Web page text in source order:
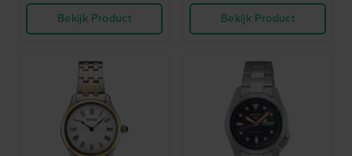
Bekijk Product
Bekijk Product